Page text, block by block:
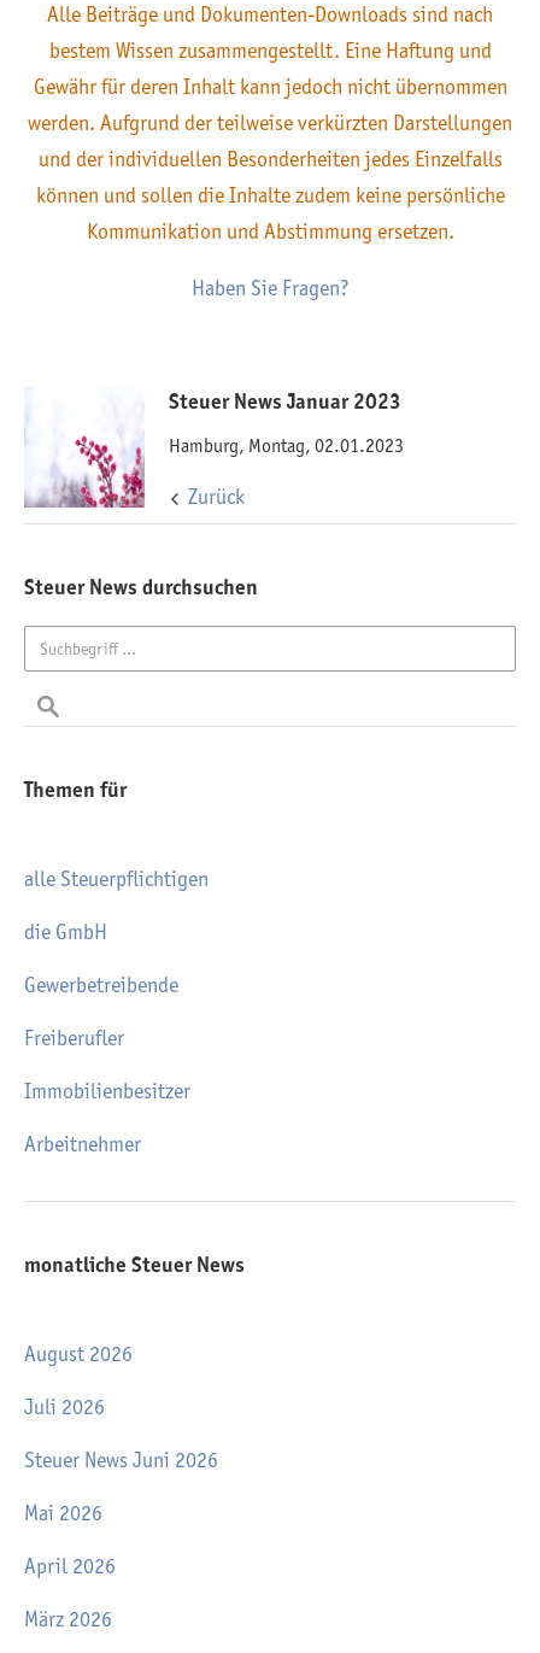
Alle Beiträge und Dokumenten-Downloads sind nach
bestem Wissen zusammengestellt. Eine Haftung und
Gewähr für deren Inhalt kann jedoch nicht übernommen
werden. Aufgrund der teilweise verkürzten Darstellungen
und der individuellen Besonderheiten jedes Einzelfalls
können und sollen die Inhalte zudem keine persönliche
Kommunikation und Abstimmung ersetzen.
Haben Sie Fragen?
Steuer News Januar 2023
Hamburg, Montag, 02.01.2023
Zurück
Steuer News durchsuchen
Themen für
alle Steuerpflichtigen
die GmbH
Gewerbetreibende
Freiberufler
Immobilienbesitzer
Arbeitnehmer
monatliche Steuer News
August 2026
Juli 2026
Steuer News Juni 2026
Mai 2026
April 2026
März 2026